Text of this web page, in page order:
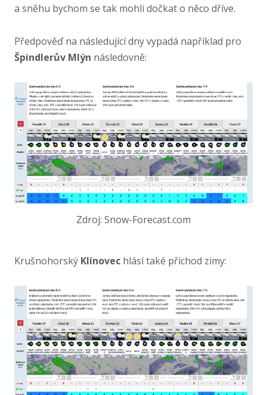
a sněhu bychom se tak mohli dočkat o něco dříve.
Předpověď na následující dny vypadá například pro
Špindlerův Mlýn následovně:
Zdroj: Snow-Forecast.com
Krušnohorský Klínovec hlásí také příchod zimy: